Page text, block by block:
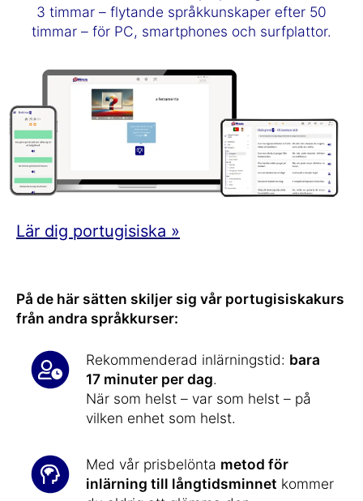
3 timmar – flytande språkkunskaper efter 50
timmar – för PC, smartphones och surfplattor.
Lär dig portugisiska »
På de här sätten skiljer sig vår portugisiskakurs
från andra språkkurser:
Rekommenderad inlärningstid: bara
17 minuter per dag.
När som helst – var som helst – på
vilken enhet som helst.
Med vår prisbelönta metod för
inlärning till långtidsminnet kommer